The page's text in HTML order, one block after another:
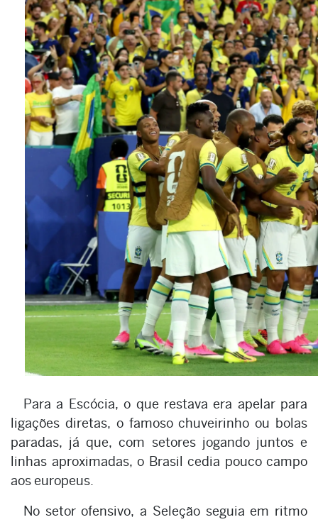
Para a Escócia, o que restava era apelar para
ligações diretas, o famoso chuveirinho ou bolas
paradas, já que, com setores jogando juntos e
linhas aproximadas, o Brasil cedia pouco campo
aos europeus.
No setor ofensivo, a Seleção seguia em ritmo